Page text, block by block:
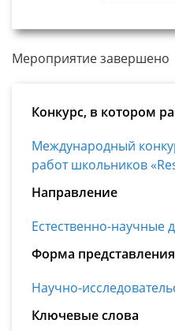
Мероприятие завершено
Конкурс, в котором
Международный
работ школьников
Направление
Естественно-научные
Форма
Научно-
Ключевые слова